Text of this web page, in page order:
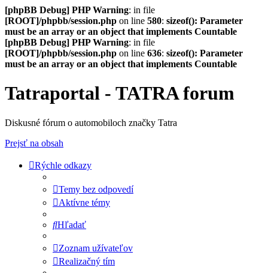
[phpBB Debug] PHP Warning: in file
[ROOT]/phpbb/session.php on line 580: sizeof(): Parameter
must be an array or an object that implements Countable
[phpBB Debug] PHP Warning: in file
[ROOT]/phpbb/session.php on line 636: sizeof(): Parameter
must be an array or an object that implements Countable
Tatraportal - TATRA forum
Diskusné fórum o automobiloch značky Tatra
Prejsť na obsah
Rýchle odkazy
Temy bez odpovedí
Aktívne témy
Hľadať
Zoznam užívateľov
Realizačný tím